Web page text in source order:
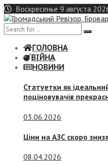
Skip
to
content
Воскресенье 9 августа
ГОЛОВНА
ВІЙНА
НОВИНИ
Статуетки як
поціновувачів
03.06.2026
Ціни на АЗС скоро
08.04.2026